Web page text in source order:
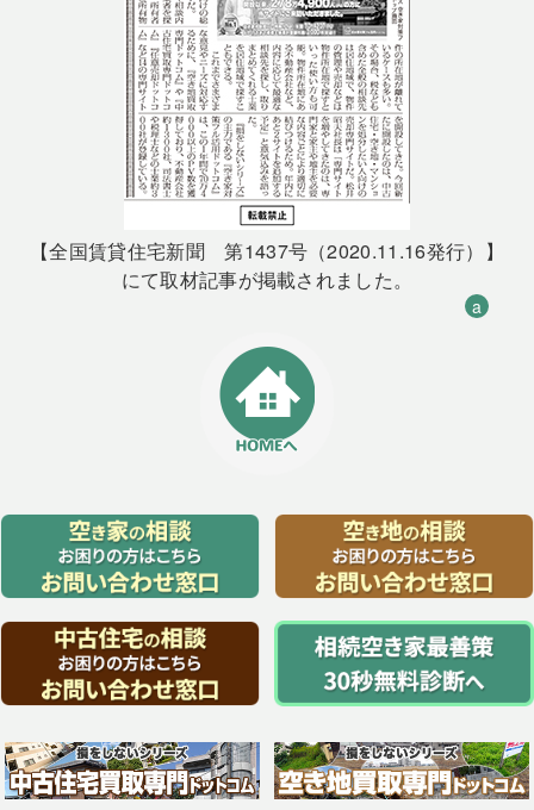
【全国賃貸住宅新聞 第1437号（2020.11.16発行）】
にて取材記事が掲載されました。
a